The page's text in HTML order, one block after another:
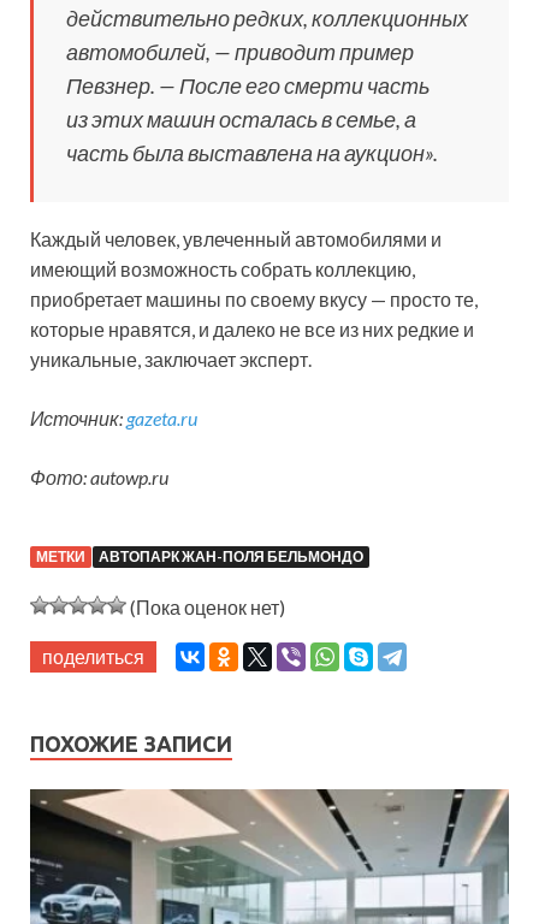
действительно редких, коллекционных
автомобилей, — приводит пример
Певзнер. — После его смерти часть
из этих машин осталась в семье, а
часть была выставлена на аукцион».
Каждый человек, увлеченный автомобилями и
имеющий возможность собрать коллекцию,
приобретает машины по своему вкусу — просто те,
которые нравятся, и далеко не все из них редкие и
уникальные, заключает эксперт.
Источник: gazeta.ru
Фото: autowp.ru
МЕТКИ АВТОПАРК ЖАН-ПОЛЯ БЕЛЬМОНДО
(Пока оценок нет)
поделиться
ПОХОЖИЕ ЗАПИСИ